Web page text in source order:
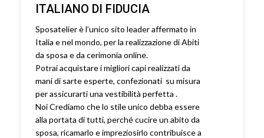
ITALIANO DI FIDUCIA
Sposatelier è l’unico sito leader affermato in
Italia e nel mondo, per la realizzazione di Abiti
da sposa e da cerimonia online.
Potrai acquistare i migliori capi realizzati da
mani di sarte esperte, confezionati su misura
per assicurarti una vestibilità perfetta .
Noi Crediamo che lo stile unico debba essere
alla portata di tutti, perché cucire un abito da
sposa, ricamarlo e impreziosirlo contribuisce a